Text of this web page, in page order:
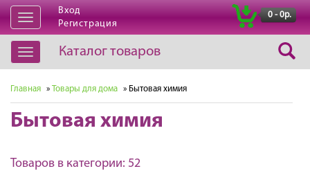
Открыть
навигацию
Вход
Регистрация
0 - 0р.
Открыть
навигацию
Каталог товаров
Главная » Товары для дома » Бытовая химия
Бытовая химия
Товаров в категории: 52